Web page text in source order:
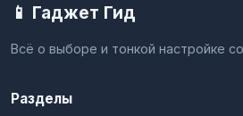
📱 Гаджет Гид
Всё о выборе и тонкой настройке
Разделы